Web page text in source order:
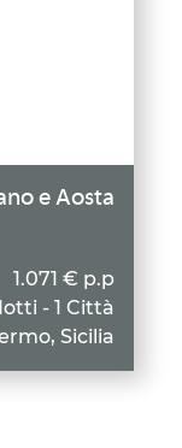
e Aosta
1.071 € p.p
- 1 Città
Sicilia